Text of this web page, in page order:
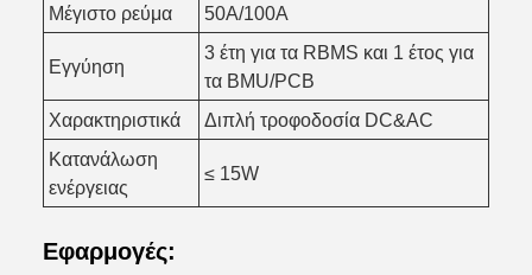
Μέγιστο ρεύμα
50A/100A
Εγγύηση
3 έτη για τα RBMS και 1 έτος για
τα BMU/PCB
Χαρακτηριστικά
Διπλή τροφοδοσία DC&AC
Κατανάλωση
ενέργειας
≤ 15W
Εφαρμογές: